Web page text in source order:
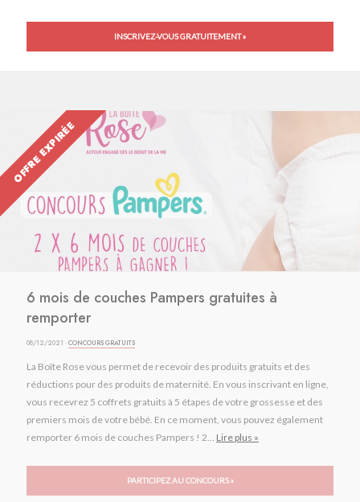
INSCRIVEZ-VOUS GRATUITEMENT »
OFFRE EXPIRÉE
6 mois de couches Pampers gratuites à
remporter
08/12/2021 ·CONCOURS GRATUITS
La Boîte Rose vous permet de recevoir des produits gratuits et des
réductions pour des produits de maternité. En vous inscrivant en ligne,
vous recevrez 5 coffrets gratuits à 5 étapes de votre grossesse et des
premiers mois de votre bébé. En ce moment, vous pouvez également
remporter 6 mois de couches Pampers ! 2... Lire plus »
PARTICIPEZ AU CONCOURS »